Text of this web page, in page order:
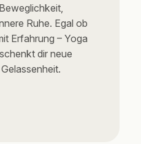
Ruhe. Egal ob
Erfahrung – Yoga
dir neue